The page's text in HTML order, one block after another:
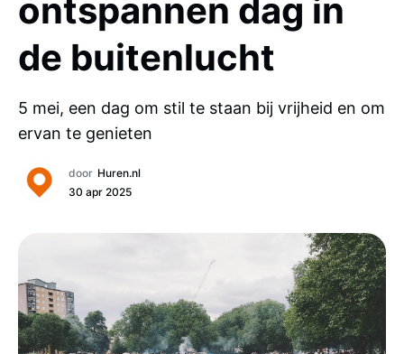
ontspannen dag in
de buitenlucht
5 mei, een dag om stil te staan bij vrijheid en om
ervan te genieten
door Huren.nl
30 apr 2025